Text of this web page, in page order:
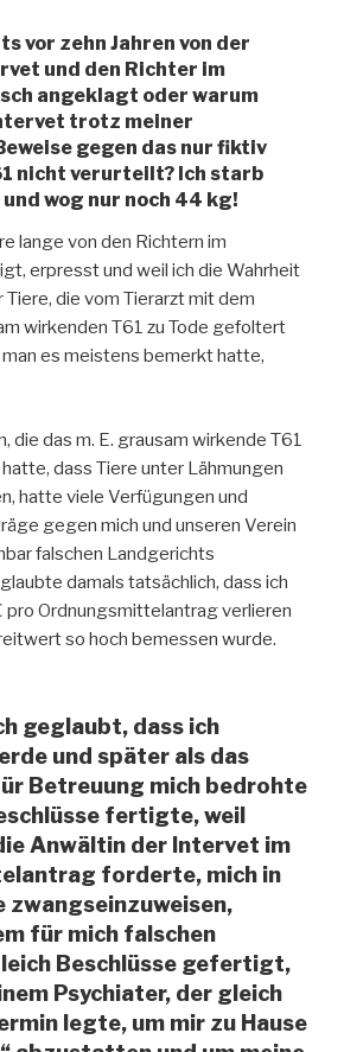
vor zehn Jahren von der
und den Richter im
angeklagt oder warum
trotz meiner
gegen das nur fiktiv
nicht verurteilt? Ich starb
wog nur noch 44 kg!
lange von den Richtern im
erpresst und weil ich die Wahrheit
die vom Tierarzt mit dem
wirkenden T61 zu Tode gefoltert
es meistens bemerkt hatte,
die das m. E. grausam wirkende T61
dass Tiere unter Lähmungen
hatte viele Verfügungen und
gegen mich und unseren Verein
falschen Landgerichts
damals tatsächlich, dass ich
Ordnungsmittelantrag verlieren
so hoch bemessen wurde.
geglaubt, dass ich
und später als das
Betreuung mich bedrohte
fertigte, weil
Anwältin der Intervet im
forderte, mich in
zwangseinzuweisen,
für mich falschen
Beschlüsse gefertigt,
Psychiater, der gleich
legte, um mir zu Hause